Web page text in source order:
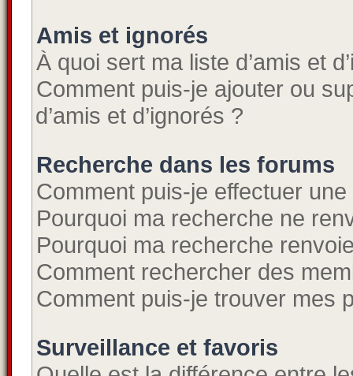
Amis et ignorés
À quoi sert ma liste d’amis et
Comment puis-je ajouter ou
d’amis et d’ignorés ?
Recherche dans les forums
Comment puis-je effectuer
Pourquoi ma recherche ne
Pourquoi ma recherche
Comment rechercher des
Comment puis-je trouver mes
Surveillance et favoris